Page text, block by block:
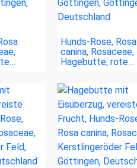
Hunds-Rose, Rosa
canina, Rosaceae,
Hagebutte, rote…